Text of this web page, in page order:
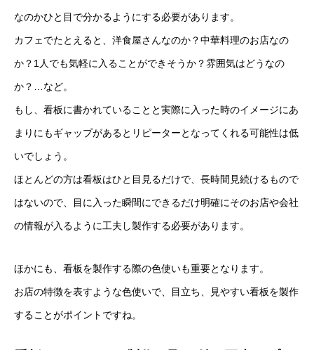
ホーム
施工事例
なのかひと目で分かるようにする必要があります。
カフェでたとえると、洋食屋さんなのか？中華料理のお店なの
か？1人でも気軽に入ることができそうか？雰囲気はどうなの
か？…など。
もし、看板に書かれていることと実際に入った時のイメージにあ
まりにもギャップがあるとリピーターとなってくれる可能性は低
いでしょう。
ほとんどの方は看板はひと目見るだけで、長時間見続けるもので
はないので、目に入った瞬間にできるだけ明確にそのお店や会社
の情報が入るように工夫し製作する必要があります。
ほかにも、看板を製作する際の色使いも重要となります。
お店の特徴を表すような色使いで、目立ち、見やすい看板を製作
することがポイントですね。